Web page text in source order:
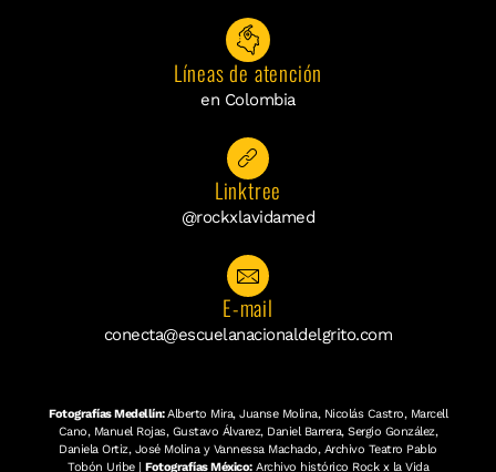
Líneas de atención
en Colombia
Linktree
@rockxlavidamed
E-mail
conecta@escuelanacionaldelgrito.com
Fotografías Medellín:Alberto Mira, Juanse Molina, Nicolás Castro, Marcell
Cano, Manuel Rojas, Gustavo Álvarez, Daniel Barrera, Sergio González,
Daniela Ortiz, José Molina y Vannessa Machado, Archivo Teatro Pablo
Tobón Uribe | Fotografías México:Archivo histórico Rock x la Vida